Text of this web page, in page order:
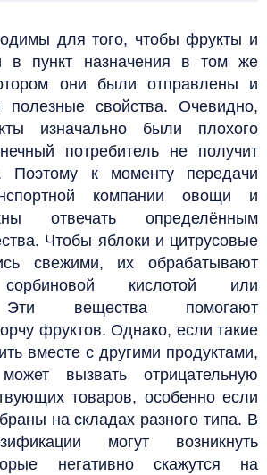
для того, чтобы фрукты и
в пункт назначения в том же
они были отправлены и
полезные свойства. Очевидно,
изначально были плохого
потребитель не получит
Поэтому к моменту передачи
компании овощи и
отвечать определённым
Чтобы яблоки и цитрусовые
свежими, их обрабатывают
кислотой или
вещества помогают
фруктов. Однако, если такие
вместе с другими продуктами,
вызвать отрицательную
товаров, особенно если
на складах разного типа. В
могут возникнуть
негативно скажутся на